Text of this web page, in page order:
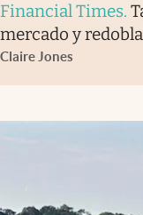
Financial Times.
mercado y
Claire Jones